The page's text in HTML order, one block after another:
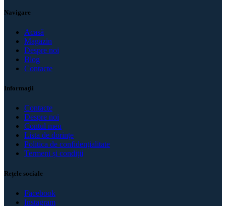
Navigare
Acasă
Magazin
Despre noi
Blog
Contacte
Informaţii
Contacte
Despre noi
Contul meu
Lista de dorințe
Politica de confidenţialitate
Termeni și condiții
Rețele sociale
Facebook
Instagram